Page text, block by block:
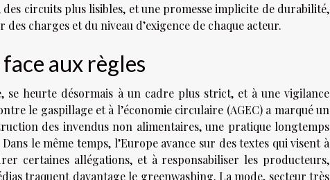
circuits plus lisibles, et une promesse implicite de durabilité,
charges et du niveau d’exigence de chaque acteur.
aux règles
se heurte désormais à un cadre plus strict, et à une vigilance
le gaspillage et à l’économie circulaire (AGEC) a marqué un
des invendus non alimentaires, une pratique longtemps
le même temps, l’Europe avance sur des textes qui visent à
certaines allégations, et à responsabiliser les producteurs,
traquent davantage le greenwashing. La mode, secteur très